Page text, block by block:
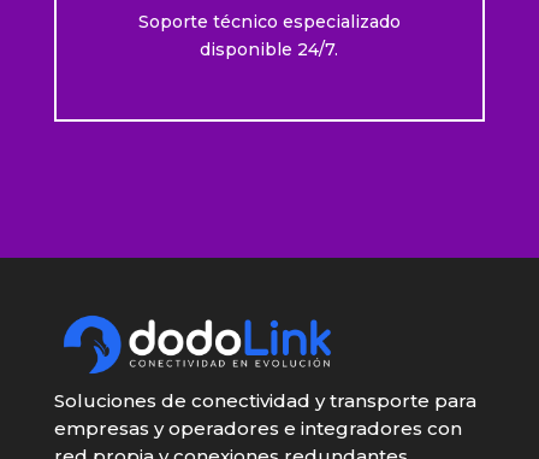
Soporte técnico especializado
disponible 24/7.
Soluciones de conectividad y transporte para
empresas y operadores e integradores con